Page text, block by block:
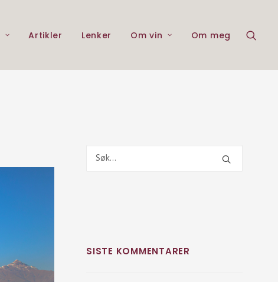
Artikler Lenker Om vin Om meg
SISTE KOMMENTARER